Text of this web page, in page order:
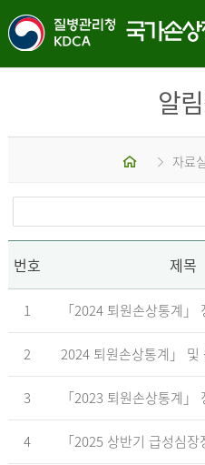
알
홈 자료실
번호 제목
1
2 2024 퇴원손상통계」 및
3
4